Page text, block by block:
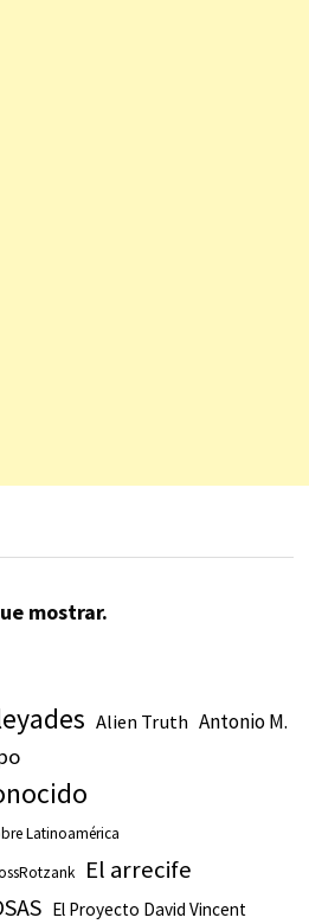
mostrar.
Alien Truth Antonio M.
Latinoamérica
El arrecife
El Proyecto David Vincent